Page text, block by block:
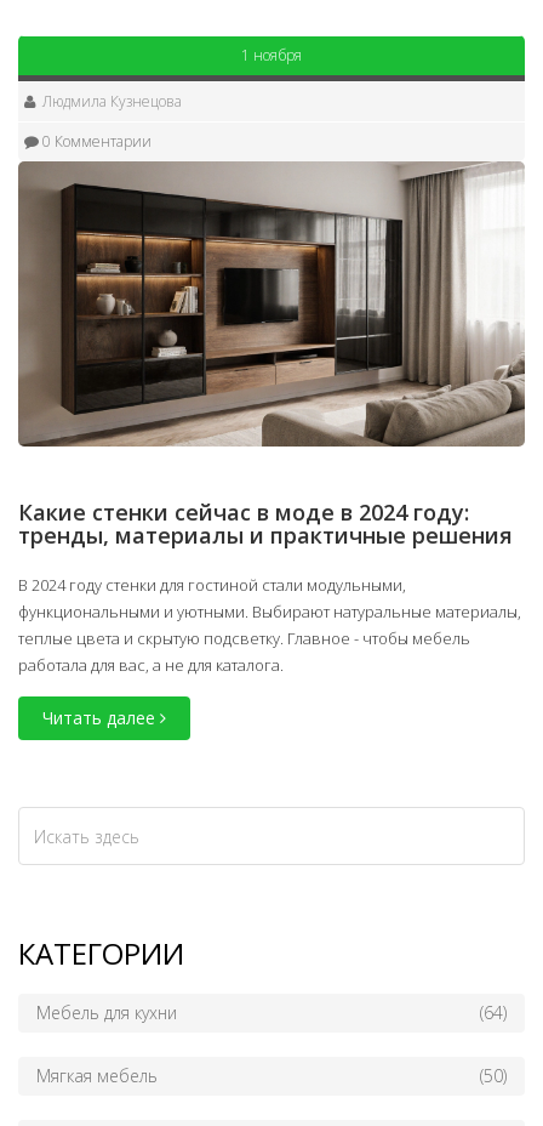
1 ноября
Людмила Кузнецова
0 Комментарии
Какие стенки сейчас в моде в 2024 году:
тренды, материалы и практичные решения
В 2024 году стенки для гостиной стали модульными,
функциональными и уютными. Выбирают натуральные материалы,
теплые цвета и скрытую подсветку. Главное - чтобы мебель
работала для вас, а не для каталога.
Читать далее
КАТЕГОРИИ
Мебель для кухни (64)
Мягкая мебель (50)